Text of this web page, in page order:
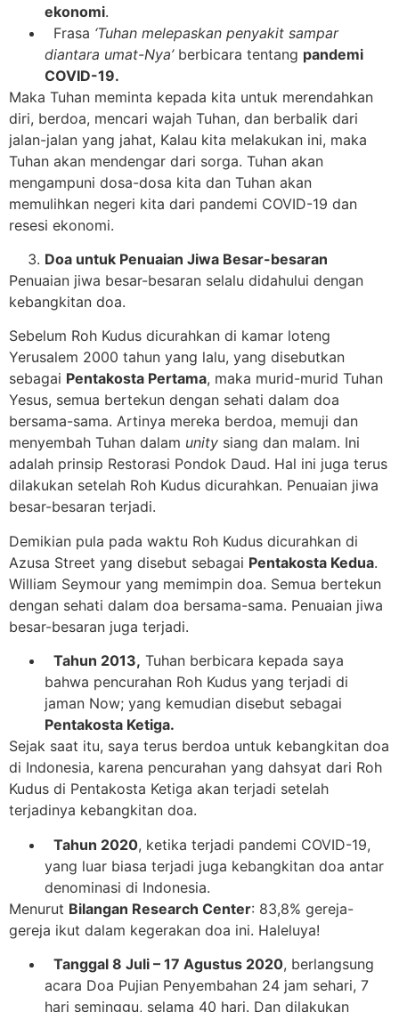
ekonomi.
Frasa ‘Tuhan melepaskan penyakit sampar
diantara umat-Nya’berbicara tentang pandemi
COVID-19.
Maka Tuhan meminta kepada kita untuk merendahkan
diri, berdoa, mencari wajah Tuhan, dan berbalik dari
jalan-jalan yang jahat, Kalau kita melakukan ini, maka
Tuhan akan mendengar dari sorga. Tuhan akan
mengampuni dosa-dosa kita dan Tuhan akan
memulihkan negeri kita dari pandemi COVID-19 dan
resesi ekonomi.
Doa untuk Penuaian Jiwa Besar-besaran
Penuaian jiwa besar-besaran selalu didahului dengan
kebangkitan doa.
Sebelum Roh Kudus dicurahkan di kamar loteng
Yerusalem 2000 tahun yang lalu, yang disebutkan
sebagai Pentakosta Pertama, maka murid-murid Tuhan
Yesus, semua bertekun dengan sehati dalam doa
bersama-sama. Artinya mereka berdoa, memuji dan
menyembah Tuhan dalam unity siang dan malam. Ini
adalah prinsip Restorasi Pondok Daud. Hal ini juga terus
dilakukan setelah Roh Kudus dicurahkan. Penuaian jiwa
besar-besaran terjadi.
Demikian pula pada waktu Roh Kudus dicurahkan di
Azusa Street yang disebut sebagai Pentakosta Kedua.
William Seymour yang memimpin doa. Semua bertekun
dengan sehati dalam doa bersama-sama. Penuaian jiwa
besar-besaran juga terjadi.
Tahun 2013, Tuhan berbicara kepada saya
bahwa pencurahan Roh Kudus yang terjadi di
jaman Now; yang kemudian disebut sebagai
Pentakosta Ketiga.
Sejak saat itu, saya terus berdoa untuk kebangkitan doa
di Indonesia, karena pencurahan yang dahsyat dari Roh
Kudus di Pentakosta Ketiga akan terjadi setelah
terjadinya kebangkitan doa.
Tahun 2020, ketika terjadi pandemi COVID-19,
yang luar biasa terjadi juga kebangkitan doa antar
denominasi di Indonesia.
Menurut Bilangan Research Center: 83,8% gereja-
gereja ikut dalam kegerakan doa ini. Haleluya!
Tanggal 8 Juli – 17 Agustus 2020, berlangsung
acara Doa Pujian Penyembahan 24 jam sehari, 7
hari seminggu, selama 40 hari. Dan dilakukan